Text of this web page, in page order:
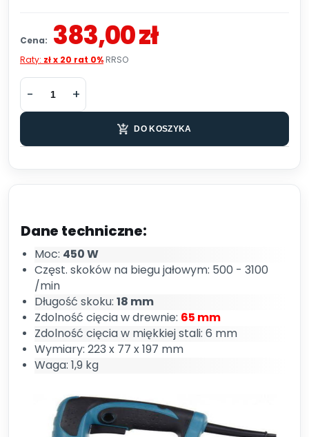
Cena: 383,00 zł
Raty: zł x 20 rat 0% RRSO
DO KOSZYKA
Dane techniczne:
Moc: 450 W
Częst. skoków na biegu jałowym: 500 - 3100
/min
Długość skoku: 18 mm
Zdolność cięcia w drewnie: 65 mm
Zdolność cięcia w miękkiej stali: 6 mm
Wymiary: 223 x 77 x 197 mm
Waga: 1,9 kg